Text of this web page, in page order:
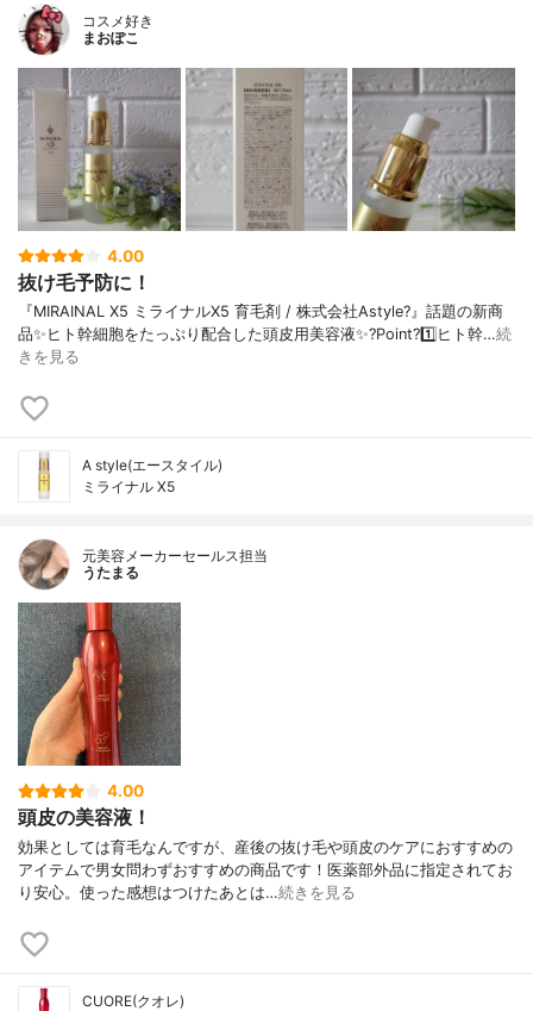
コスメ好き
まおぽこ
4.00
抜け毛予防に！
『MIRAINAL X5 ミライナルX5 育毛剤 / 株式会社Astyle?』話題の新商
品✨ヒト幹細胞をたっぷり配合した頭皮用美容液✨?Point?1️⃣ヒト幹…続
きを見る
A style(エースタイル)
ミライナル X5
元美容メーカーセールス担当
うたまる
4.00
頭皮の美容液！
効果としては育毛なんですが、産後の抜け毛や頭皮のケアにおすすめの
アイテムで男女問わずおすすめの商品です！医薬部外品に指定されてお
り安心。使った感想はつけたあとは…続きを見る
CUORE(クオレ)